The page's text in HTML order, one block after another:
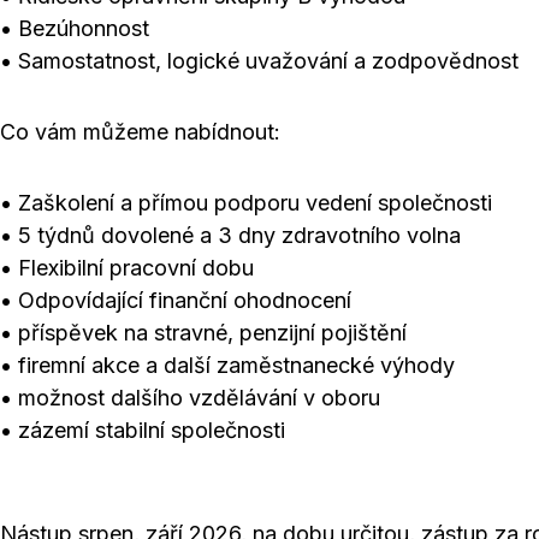
• Bezúhonnost
• Samostatnost, logické uvažování a zodpovědnost
Co vám můžeme nabídnout:
• Zaškolení a přímou podporu vedení společnosti
• 5 týdnů dovolené a 3 dny zdravotního volna
• Flexibilní pracovní dobu
• Odpovídající finanční ohodnocení
• příspěvek na stravné, penzijní pojištění
• firemní akce a další zaměstnanecké výhody
• možnost dalšího vzdělávání v oboru
• zázemí stabilní společnosti
Nástup srpen, září 2026, na dobu určitou, zástup za